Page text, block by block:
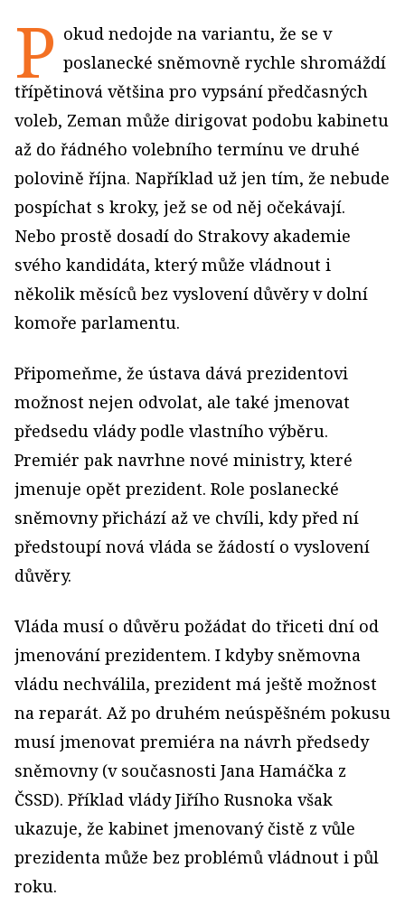
P okud nedojde na variantu, že se v
poslanecké sněmovně rychle shromáždí
třípětinová většina pro vypsání předčasných
voleb, Zeman může dirigovat podobu kabinetu
až do řádného volebního termínu ve druhé
polovině října. Například už jen tím, že nebude
pospíchat s kroky, jež se od něj očekávají.
Nebo prostě dosadí do Strakovy akademie
svého kandidáta, který může vládnout i
několik měsíců bez vyslovení důvěry v dolní
komoře parlamentu.
Připomeňme, že ústava dává prezidentovi
možnost nejen odvolat, ale také jmenovat
předsedu vlády podle vlastního výběru.
Premiér pak navrhne nové ministry, které
jmenuje opět prezident. Role poslanecké
sněmovny přichází až ve chvíli, kdy před ní
předstoupí nová vláda se žádostí o vyslovení
důvěry.
Vláda musí o důvěru požádat do třiceti dní od
jmenování prezidentem. I kdyby sněmovna
vládu nechválila, prezident má ještě možnost
na reparát. Až po druhém neúspěšném pokusu
musí jmenovat premiéra na návrh předsedy
sněmovny (v současnosti Jana Hamáčka z
ČSSD). Příklad vlády Jiřího Rusnoka však
ukazuje, že kabinet jmenovaný čistě z vůle
prezidenta může bez problémů vládnout i půl
roku.